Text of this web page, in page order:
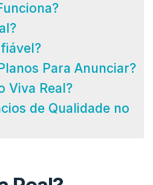
Para Anunciar?
Viva Real?
de Qualidade no